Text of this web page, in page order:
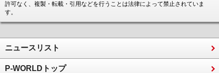
許可なく、複製・転載・引用などを行うことは法律によって禁止されていま
す。
ニュースリスト
P-WORLDトップ